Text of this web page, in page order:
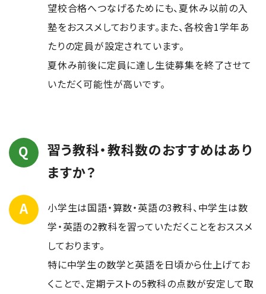
望校合格へつなげるためにも、夏休み以前の入
塾をおススメしております。また、各校舎1学年あ
たりの定員が設定されています。
夏休み前後に定員に達し生徒募集を終了させて
いただく可能性が高いです。
習う教科・教科数のおすすめはあり
ますか？
小学生は国語・算数・英語の3教科、中学生は数
学・英語の2教科を習っていただくことをおススメ
しております。
特に中学生の数学と英語を日頃から仕上げてお
くことで、定期テストの5教科の点数が安定して取